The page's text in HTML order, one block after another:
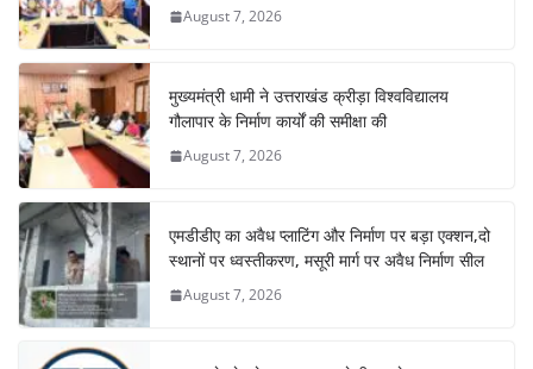
August 7, 2026
मुख्यमंत्री धामी ने उत्तराखंड क्रीड़ा विश्वविद्यालय
गौलापार के निर्माण कार्यों की समीक्षा की
August 7, 2026
एमडीडीए का अवैध प्लाटिंग और निर्माण पर बड़ा एक्शन,दो
स्थानों पर ध्वस्तीकरण, मसूरी मार्ग पर अवैध निर्माण सील
August 7, 2026